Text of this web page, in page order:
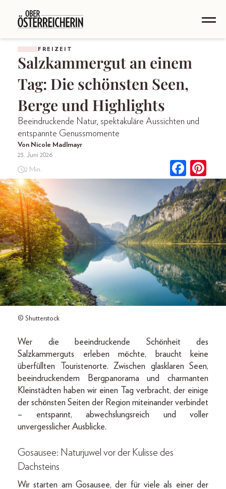
FREIZEIT
Salzkammergut an einem
Tag: Die schönsten Seen,
Berge und Highlights
Beeindruckende Natur, spektakuläre Aussichten und
entspannte Genussmomente
Von Nicole Madlmayr
23. Juni 2026
2 Min.
© Shutterstock
Wer die beeindruckende Schönheit des
Salzkammerguts erleben möchte, braucht keine
überfüllten Touristenorte. Zwischen glasklaren Seen,
beeindruckendem Bergpanorama und charmanten
Kleinstädten haben wir einen Tag verbracht, der einige
der schönsten Seiten der Region miteinander verbindet
– entspannt, abwechslungsreich und voller
unvergesslicher Ausblicke.
Gosausee: Naturjuwel vor der Kulisse des
Dachsteins
Wir starten am Gosausee, der für viele als einer der